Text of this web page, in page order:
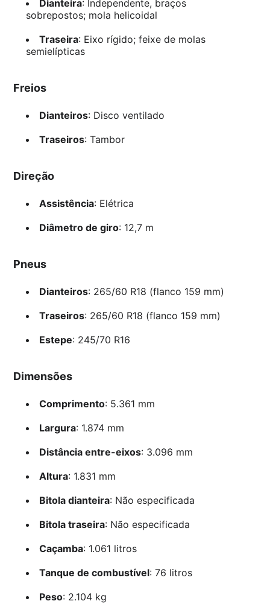
Dianteira: Independente, braços
sobrepostos; mola helicoidal
Traseira: Eixo rígido; feixe de molas
semielípticas
Freios
Dianteiros: Disco ventilado
Traseiros: Tambor
Direção
Assistência: Elétrica
Diâmetro de giro: 12,7 m
Pneus
Dianteiros: 265/60 R18 (flanco 159 mm)
Traseiros: 265/60 R18 (flanco 159 mm)
Estepe: 245/70 R16
Dimensões
Comprimento: 5.361 mm
Largura: 1.874 mm
Distância entre-eixos: 3.096 mm
Altura: 1.831 mm
Bitola dianteira: Não especificada
Bitola traseira: Não especificada
Caçamba: 1.061 litros
Tanque de combustível: 76 litros
Peso: 2.104 kg